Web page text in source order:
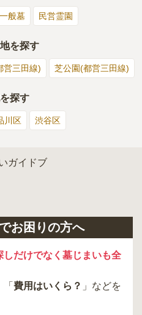
一般墓 民営霊園
を探す
営三田線) 芝公園(都営三田線)
探す
川区 渋谷区
お困りの方へ
しだけでなく墓じまいも全
「 費用はいくら？ 」などを